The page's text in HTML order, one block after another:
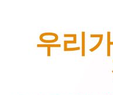
우리